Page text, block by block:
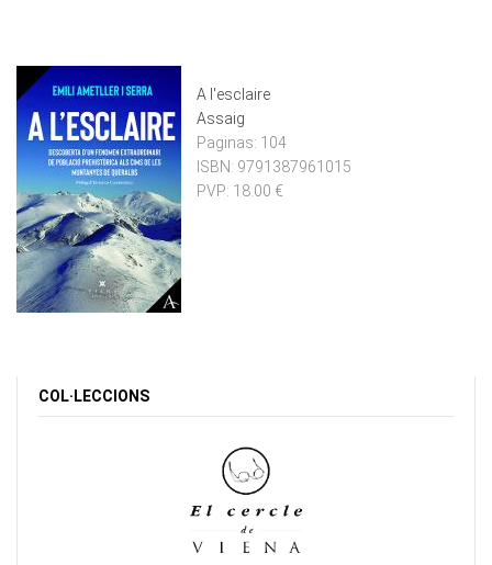
A l'esclaire
Assaig
Paginas: 104
ISBN: 9791387961015
PVP: 18.00 €
COL·LECCIONS